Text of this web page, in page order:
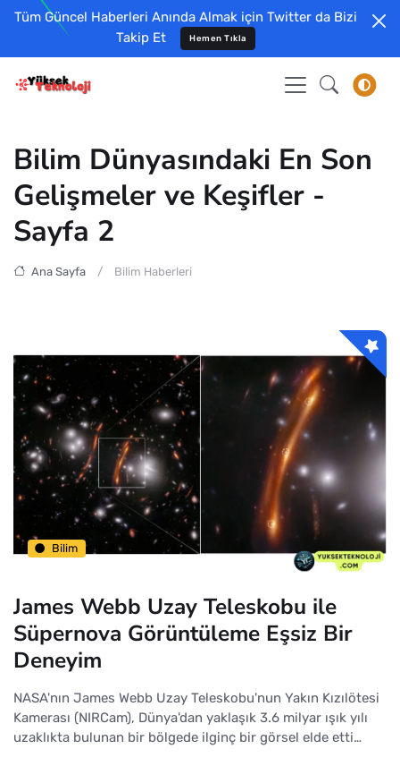
Tüm Güncel Haberleri Anında Almak için Twitter da Bizi
Takip Et
Hemen Tıkla
Bilim Dünyasındaki En Son
Gelişmeler ve Keşifler -
Sayfa 2
Ana Sayfa Bilim Haberleri
Bilim
James Webb Uzay Teleskobu ile
Süpernova Görüntüleme Eşsiz Bir
Deneyim
NASA'nın James Webb Uzay Teleskobu'nun Yakın Kızılötesi
Kamerası (NIRCam), Dünya'dan yaklaşık 3.6 milyar ışık yılı
uzaklıkta bulunan bir bölgede ilginç bir görsel elde etti…